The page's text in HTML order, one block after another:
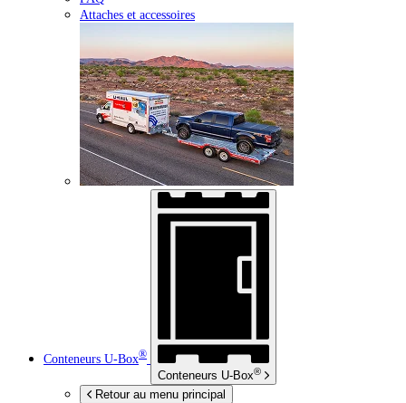
Attaches et accessoires
Conteneurs U-Box®
Conteneurs U-Box®
Retour au menu principal